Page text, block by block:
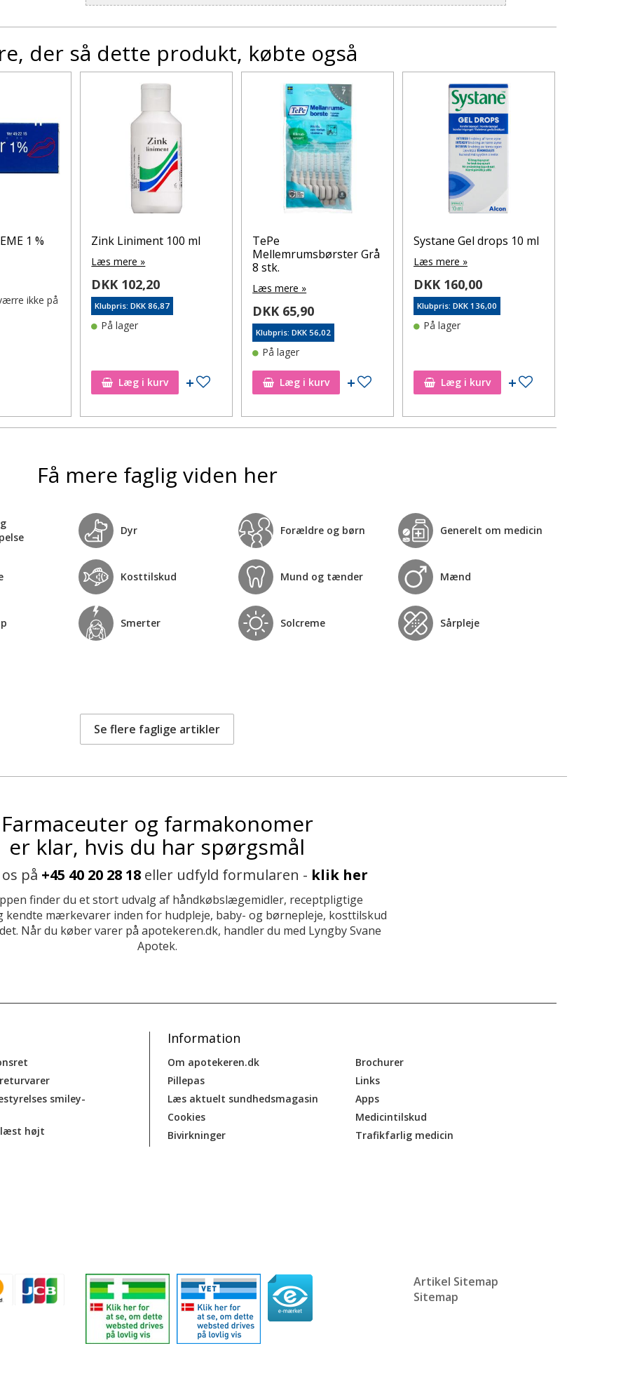
der så dette produkt, købte også
1 %
ikke på
Zink Liniment 100 ml
Læs mere »
DKK 102,20
Klubpris: DKK 86,87
På lager
Læg i kurv Tilføj til ønskeseddel
TePe
Mellemrumsbørster Grå
8 stk.
Læs mere »
DKK 65,90
Klubpris: DKK 56,02
På lager
Læg i kurv Tilføj til ønskeseddel
Systane Gel drops 10 ml
Læs mere »
DKK 160,00
Klubpris: DKK 136,00
På lager
Læg i kurv Tilføj til ønskeseddel
Få mere faglig viden her
Dyr Forældre og børn Generelt om medicin
Kosttilskud Mund og tænder Mænd
Smerter Solcreme Sårpleje
Se flere faglige artikler
Farmaceuter og farmakonomer
er klar, hvis du har spørgsmål
på +45 40 20 28 18 eller udfyld formularen - klik her
finder du et stort udvalg af håndkøbslægemidler, receptpligtige
kendte mærkevarer inden for hudpleje, baby- og børnepleje, kosttilskud
Når du køber varer på apotekeren.dk, handler du med Lyngby Svane
Apotek.
smiley-
læst højt
Information
Om apotekeren.dk
Pillepas
Læs aktuelt sundhedsmagasin
Cookies
Bivirkninger
Brochurer
Links
Apps
Medicintilskud
Trafikfarlig medicin
Artikel Sitemap
Sitemap